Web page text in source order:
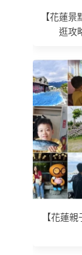
【花蓮
逛攻
【花蓮